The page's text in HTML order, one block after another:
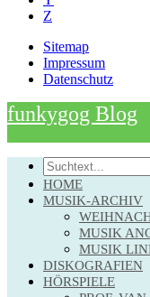
Z
Sitemap
Impressum
Datenschutz
funkygog Blog
Search
HOME
MUSIK-ARCHIV
MUSIK
MUSIK
DISKOGRAFIEN
HÖRSPIELE